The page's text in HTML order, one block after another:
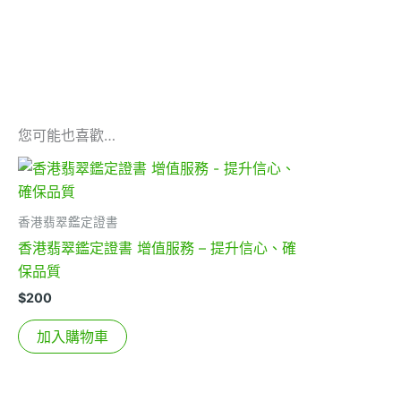
您可能也喜歡…
香港翡翠鑑定證書
香港翡翠鑑定證書 增值服務 – 提升信心、確
保品質
$200
加入購物車